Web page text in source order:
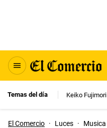
Temas del día Keiko Fujimori
El Comercio · Luces · Musica